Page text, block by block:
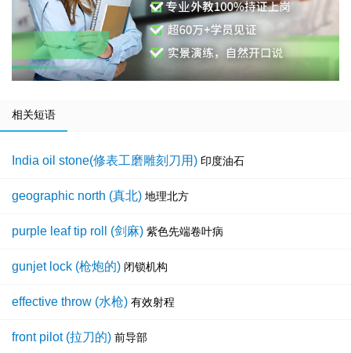
相关短语
India oil stone(修表工磨雕刻刀用) 印度油石
geographic north (真北) 地理北方
purple leaf tip roll (剑麻) 紫色先端卷叶病
gunjet lock (枪炮的) 闭锁机构
effective throw (水枪) 有效射程
front pilot (拉刀的) 前导部